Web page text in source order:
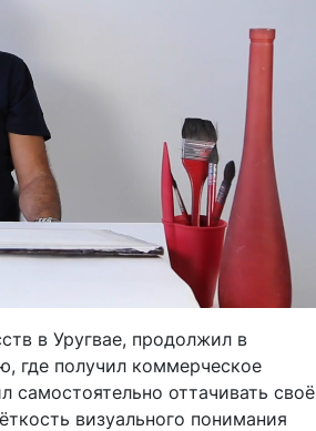
в Уругвае, продолжил в
где получил коммерческое
самостоятельно оттачивать своё
визуального понимания